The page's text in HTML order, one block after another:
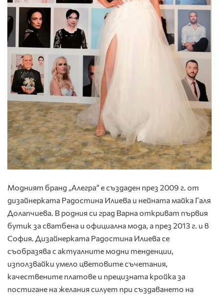
Модният бранд „Алегра“ е създаден през 2009 г. от
дизайнерката Радостина Илиева и нейната майка Галя
Долапчиева. В родния си град Варна откриват първия
бутик за сватбена и официална мода, а през 2013 г. и в
София. Дизайнерката Радостина Илиева се
съобразява с актуалните модни тенденции,
използвайки умело цветовите съчетания,
качествените платове и прецизната кройка за
постигане на желания силует при създаването на